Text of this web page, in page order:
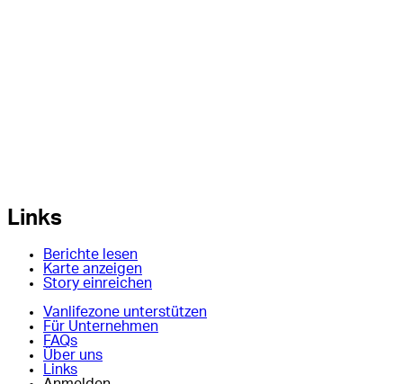
Links
Berichte lesen
Karte anzeigen
Story einreichen
Vanlifezone unterstützen
Für Unternehmen
FAQs
Über uns
Links